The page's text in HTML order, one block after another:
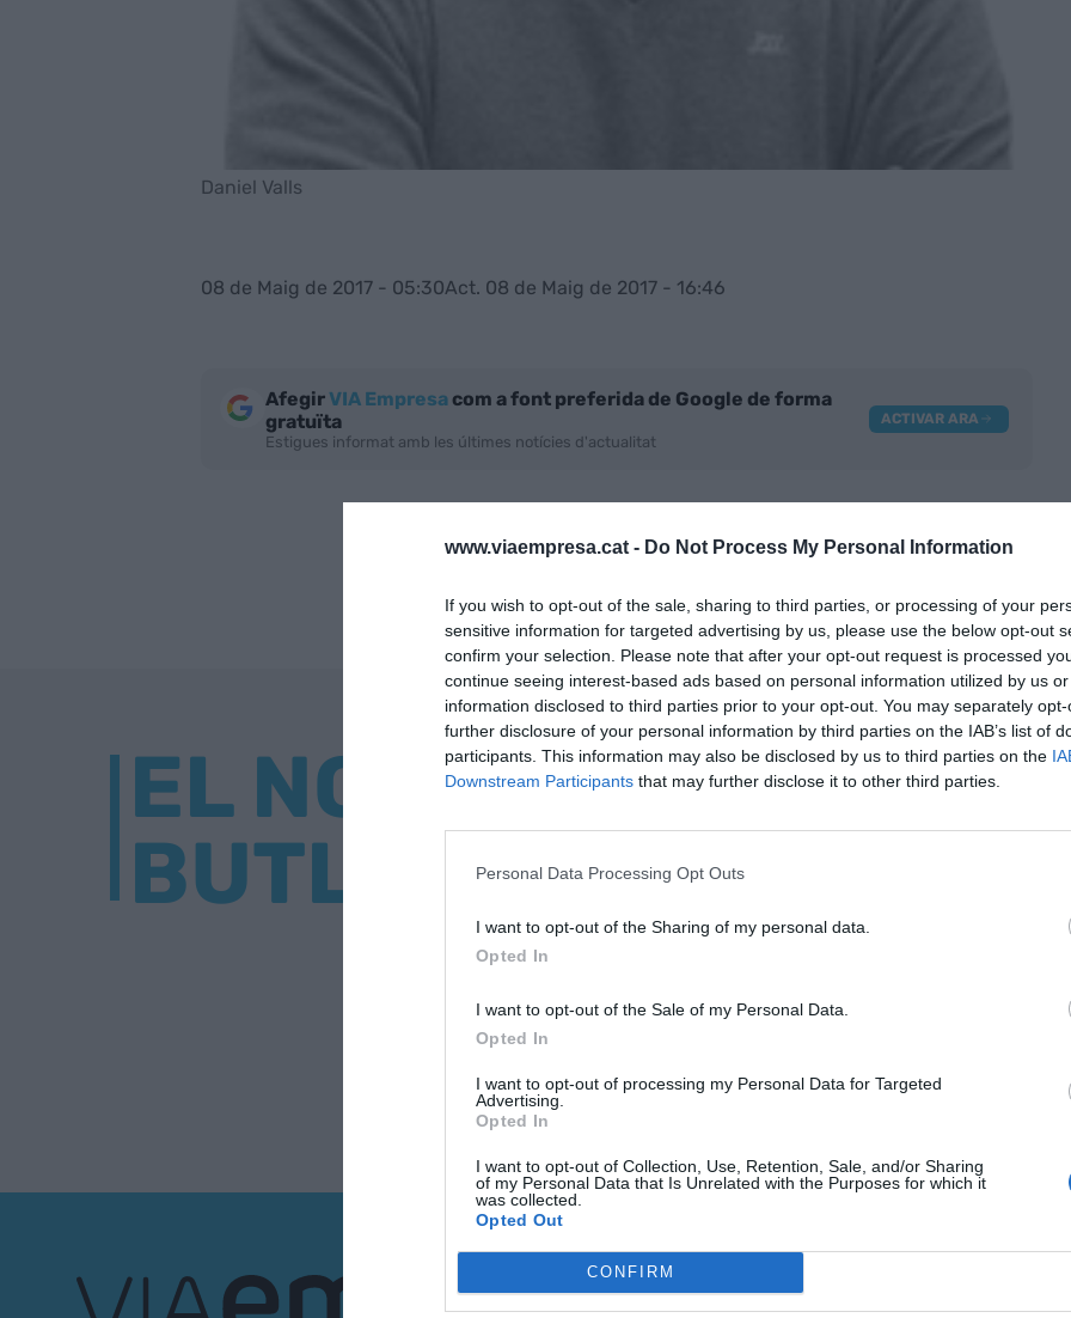
www.viaempresa.cat - Do Not Process My Personal Information
If you wish to opt-out of the sale, sharing to third parties, or processing of your
sensitive information for targeted advertising by us, please use the below opt-out
confirm your selection. Please note that after your opt-out request is processed
continue seeing interest-based ads based on personal information utilized by us
information disclosed to third parties prior to your opt-out. You may separately
further disclosure of your personal information by third parties on the IAB’s list of
participants. This information may also be disclosed by us to third parties on the
Downstream Participants that may further disclose it to other third parties.
Personal Data Processing Opt Outs
I want to opt-out of the Sharing of my personal data.
Opted In
I want to opt-out of the Sale of my Personal Data.
Opted In
I want to opt-out of processing my Personal Data for Targeted
Advertising.
Opted In
I want to opt-out of Collection, Use, Retention, Sale, and/or Sharing
of my Personal Data that Is Unrelated with the Purposes for which it
was collected.
Opted Out
CONFIRM
Daniel Valls
08 de Maig de 2017 - 05:30Act. 08 de Maig de 2017 - 16:46
AfegirVIA Empresacom a font preferida de Google de forma
gratuïta
Estigues informat amb les últimes notícies d'actualitat
ACTIVAR ARA
EL NOSTRE
BUTLLETÍ
Les
CORREU
Subscriure's